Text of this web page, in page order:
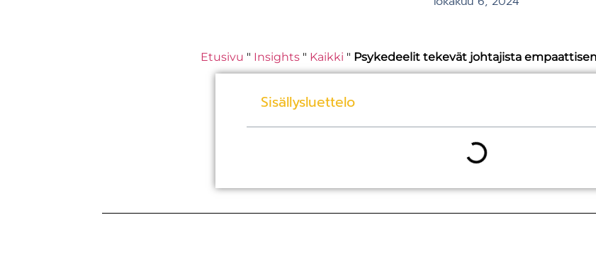
Etusivu " Insights " Kaikki " Psykedeelit tekevät johtajista
Sisällysluettelo